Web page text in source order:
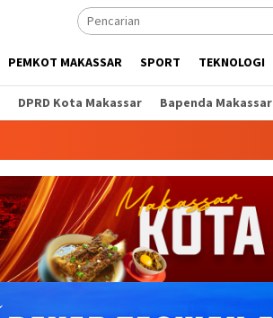
PEMKOT MAKASSAR SPORT TEKNOLOGI
DPRD Kota Makassar Bapenda Makassar